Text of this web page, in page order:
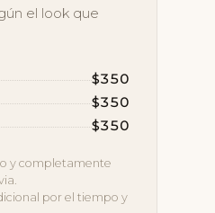
el look que
$350
$350
$350
y completamente
por el tiempo y